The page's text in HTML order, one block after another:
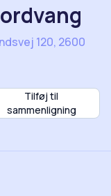
Tilføj til
sammenligning
120, 2600